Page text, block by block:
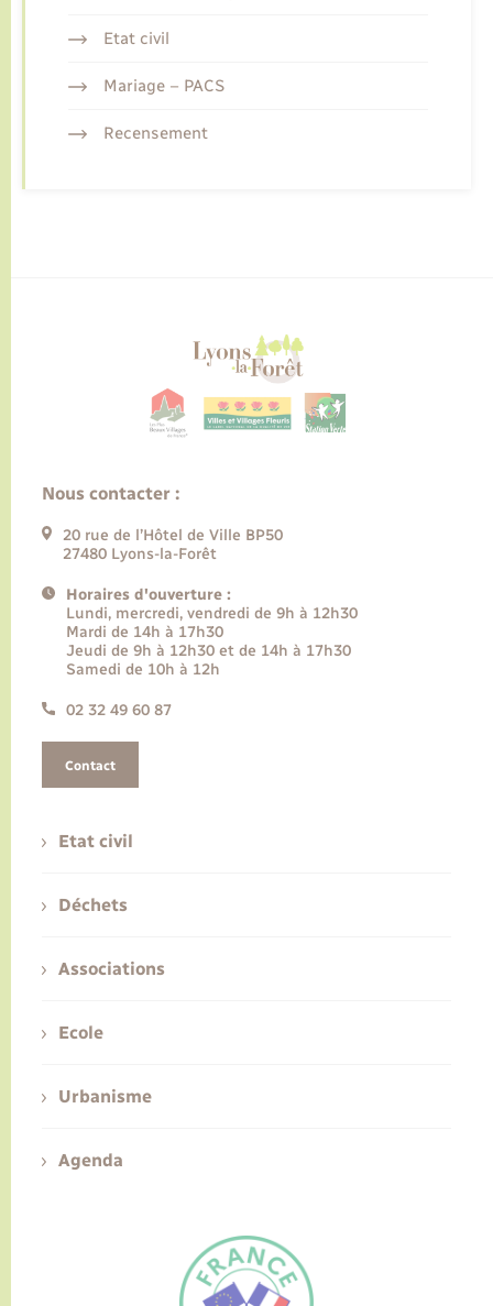
Etat civil
Mariage – PACS
Recensement
Nous contacter :
20 rue de l’Hôtel de Ville BP50
27480 Lyons-la-Forêt
Horaires d'ouverture :
Lundi, mercredi, vendredi de 9h à 12h30
Mardi de 14h à 17h30
Jeudi de 9h à 12h30 et de 14h à 17h30
Samedi de 10h à 12h
02 32 49 60 87
Contact
Etat civil
Déchets
Associations
Ecole
Urbanisme
Agenda